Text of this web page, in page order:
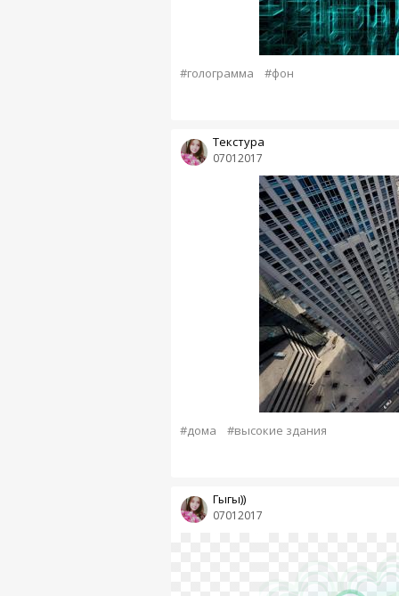
#голограмма #фон
07012017
Текстура
#дома #высокие здания
07012017
Гыгы))